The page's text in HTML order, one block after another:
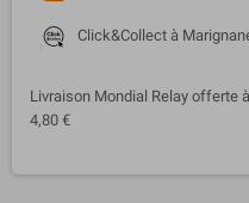
Click&Collect à
Livraison Mondial Relay offerte
4,80 €